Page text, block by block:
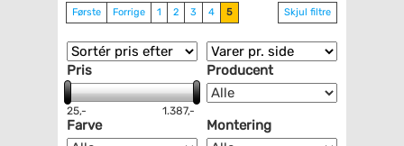
Første Forrige 1 2 3 4 5 Skjul filtre
Pris
25,- 1.387,-
Producent
Farve Montering